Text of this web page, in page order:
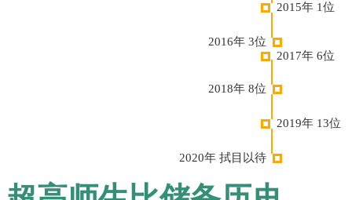
2015年 1位
2016年 3位
2017年 6位
2018年 8位
2019年 13位
2020年 拭目以待